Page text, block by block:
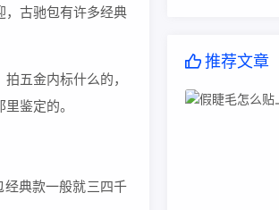
，古驰包有许多经典
五金内标什么的，
鉴定的。
典款一般就三四千
推荐文章